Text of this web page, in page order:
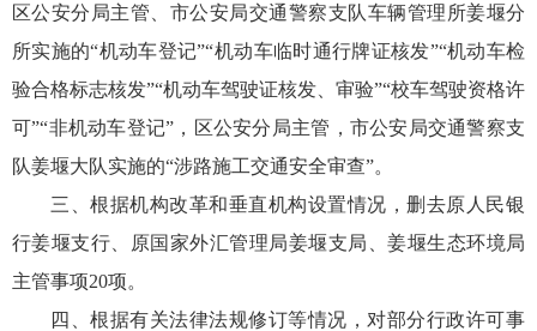
区公安分局主管、市公安局交通警察支队车辆管理所姜堰分
所实施的“机动车登记”“机动车临时通行牌证核发”“机动车检
验合格标志核发”“机动车驾驶证核发、审验”“校车驾驶资格许
可”“非机动车登记”，区公安分局主管，市公安局交通警察支
队姜堰大队实施的“涉路施工交通安全审查”。
三、根据机构改革和垂直机构设置情况，删去原人民银
行姜堰支行、原国家外汇管理局姜堰支局、姜堰生态环境局
主管事项20项。
四、根据有关法律法规修订等情况，对部分行政许可事